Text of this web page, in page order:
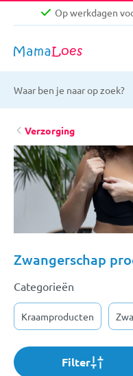
Op werkdagen
Gratis
Op werkdagen
Verzorging
Zwangerschap
Categorieën
Kraamproducten
Filter